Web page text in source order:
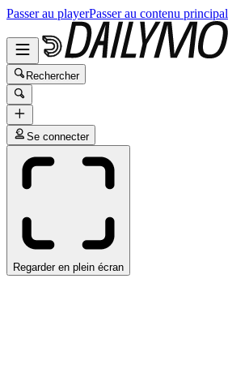
Passer au playerPasser au contenu principal
Rechercher
Se connecter
Regarder en plein écran